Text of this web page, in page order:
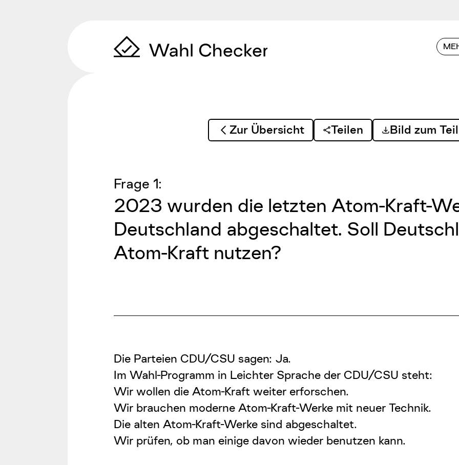
Zur Übersicht Teilen Bild zum
Frage 1:
2023 wurden die letzten Atom-Kraft-
Deutschland abgeschaltet. Soll
Atom-Kraft nutzen?
Die Parteien CDU/CSU sagen: Ja.
Im Wahl-Programm in Leichter Sprache der CDU/CSU steht:
Wir wollen die Atom-Kraft weiter erforschen.
Wir brauchen moderne Atom-Kraft-Werke mit neuer Technik.
Die alten Atom-Kraft-Werke sind abgeschaltet.
Wir prüfen, ob man einige davon wieder benutzen kann.